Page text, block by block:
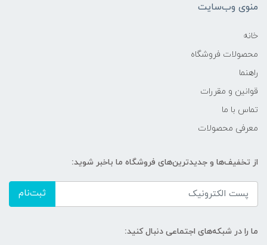
منوی وب‌سایت
خانه
محصولات فروشگاه
راهنما
قوانین و مقررات
تماس با ما
معرفی محصولات
از تخفیف‌ها و جدیدترین‌های فروشگاه ما باخبر شوید:
ثبت‌نام
ما را در شبکه‌های اجتماعی دنبال کنید: